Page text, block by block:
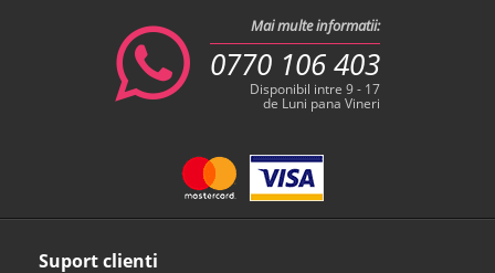
Suport clienti
Mai multe informatii:
0770 106 403
Disponibil intre 9 - 17
de Luni pana Vineri